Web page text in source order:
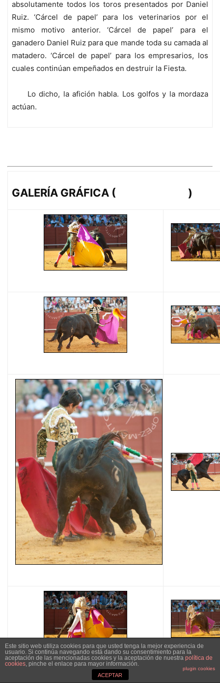
absolutamente todos los toros presentados por Daniel
Ruiz. ‘Cárcel de papel’ para los veterinarios por el
mismo motivo anterior. ‘Cárcel de papel’ para el
ganadero Daniel Ruiz para que mande toda su camada al
matadero. ‘Cárcel de papel’ para los empresarios, los
cuales continúan empeñados en destruir la Fiesta.
Lo dicho, la afición habla. Los golfos y la mordaza
actúan.
GALERÍA GRÁFICA ( )
Este sitio web utiliza cookies para que usted tenga la mejor experiencia de
usuario. Si continúa navegando está dando su consentimiento para la
aceptación de las mencionadas cookies y la aceptación de nuestra política de
cookies, pinche el enlace para mayor información.
plugin cookies
ACEPTAR